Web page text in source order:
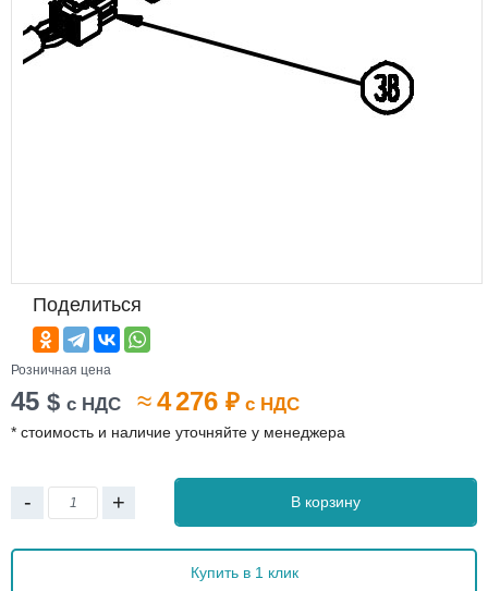
Поделиться
Розничная цена
45 $ с НДС ≈4 276 ₽ с НДС
* стоимость и наличие уточняйте у менеджера
- + В корзину
Купить в 1 клик